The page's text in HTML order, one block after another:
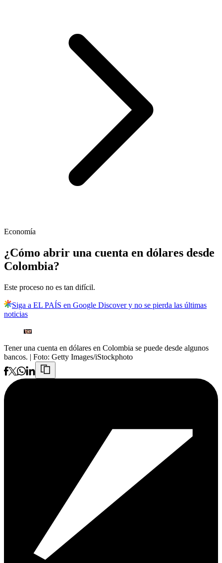
Economía
¿Cómo abrir una cuenta en dólares desde
Colombia?
Este proceso no es tan difícil.
Siga a EL PAÍS en Google Discover y no se pierda las últimas
noticias
Tener una cuenta en dólares en Colombia se puede desde algunos
bancos. | Foto: Getty Images/iStockphoto